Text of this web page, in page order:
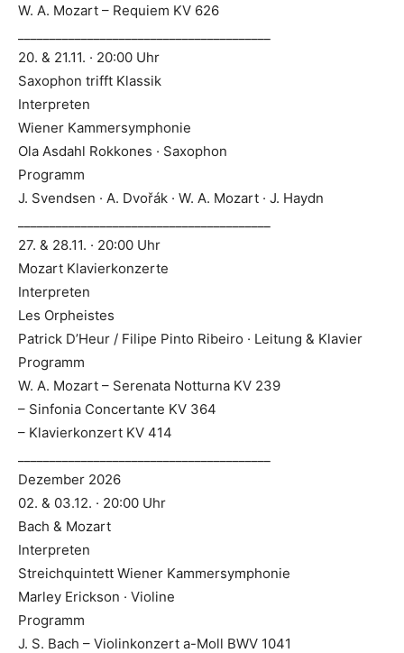
W. A. Mozart – Requiem KV 626
20. & 21.11. · 20:00 Uhr
Saxophon trifft Klassik
Interpreten
Wiener Kammersymphonie
Ola Asdahl Rokkones · Saxophon
Programm
J. Svendsen · A. Dvořák · W. A. Mozart · J. Haydn
27. & 28.11. · 20:00 Uhr
Mozart Klavierkonzerte
Interpreten
Les Orpheistes
Patrick D’Heur / Filipe Pinto Ribeiro · Leitung & Klavier
Programm
W. A. Mozart – Serenata Notturna KV 239
– Sinfonia Concertante KV 364
– Klavierkonzert KV 414
Dezember 2026
02. & 03.12. · 20:00 Uhr
Bach & Mozart
Interpreten
Streichquintett Wiener Kammersymphonie
Marley Erickson · Violine
Programm
J. S. Bach – Violinkonzert a-Moll BWV 1041